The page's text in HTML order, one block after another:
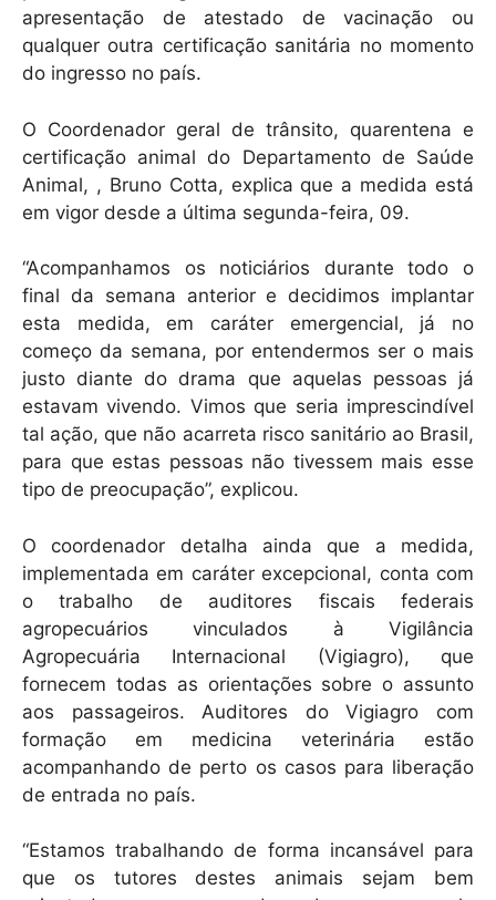
apresentação de atestado de vacinação ou
qualquer outra certificação sanitária no momento
do ingresso no país.
O Coordenador geral de trânsito, quarentena e
certificação animal do Departamento de Saúde
Animal, , Bruno Cotta, explica que a medida está
em vigor desde a última segunda-feira, 09.
“Acompanhamos os noticiários durante todo o
final da semana anterior e decidimos implantar
esta medida, em caráter emergencial, já no
começo da semana, por entendermos ser o mais
justo diante do drama que aquelas pessoas já
estavam vivendo. Vimos que seria imprescindível
tal ação, que não acarreta risco sanitário ao Brasil,
para que estas pessoas não tivessem mais esse
tipo de preocupação”, explicou.
O coordenador detalha ainda que a medida,
implementada em caráter excepcional, conta com
o trabalho de auditores fiscais federais
agropecuários vinculados à Vigilância
Agropecuária Internacional (Vigiagro), que
fornecem todas as orientações sobre o assunto
aos passageiros. Auditores do Vigiagro com
formação em medicina veterinária estão
acompanhando de perto os casos para liberação
de entrada no país.
“Estamos trabalhando de forma incansável para
que os tutores destes animais sejam bem